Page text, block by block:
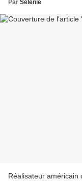
Par Selenie
Réalisateur américain